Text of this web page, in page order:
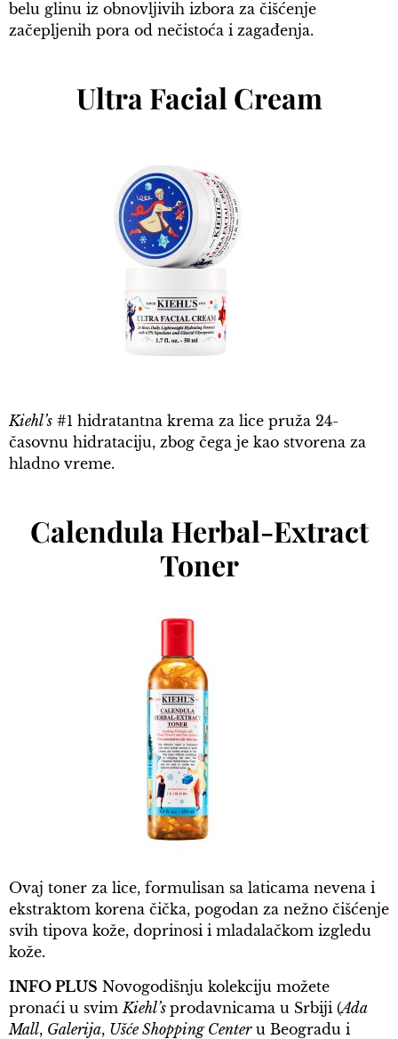
belu glinu iz obnovljivih izbora za čišćenje
začepljenih pora od nečistoća i zagađenja.
Ultra Facial Cream
Kiehl’s #1 hidratantna krema za lice pruža 24-
časovnu hidrataciju, zbog čega je kao stvorena za
hladno vreme.
Calendula Herbal-Extract
Toner
Ovaj toner za lice, formulisan sa laticama nevena i
ekstraktom korena čička, pogodan za nežno čišćenje
svih tipova kože, doprinosi i mladalačkom izgledu
kože.
INFO PLUS Novogodišnju kolekciju možete
pronaći u svim Kiehl’s prodavnicama u Srbiji (Ada
Mall, Galerija, Ušće Shopping Centeru Beogradu i